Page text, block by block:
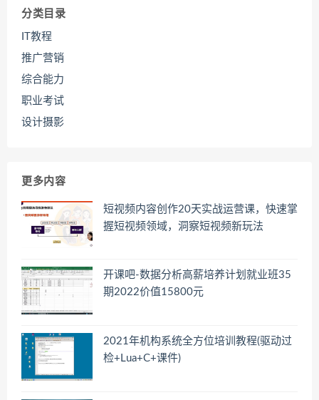
分类目录
IT教程
推广营销
综合能力
职业考试
设计摄影
更多内容
短视频内容创作20天实战运营课，快速掌
握短视频领域，洞察短视频新玩法
开课吧-数据分析高薪培养计划就业班35
期2022价值15800元
2021年机构系统全方位培训教程(驱动过
检+Lua+C+课件)